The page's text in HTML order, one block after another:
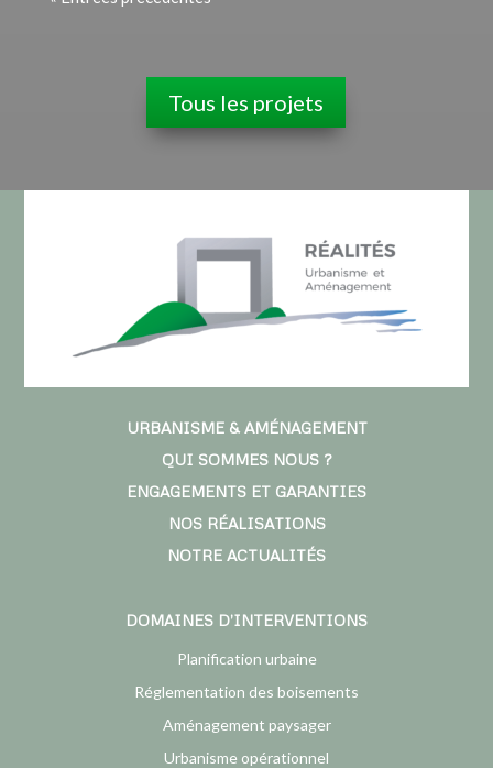
Tous les projets
URBANISME & AMÉNAGEMENT
QUI SOMMES NOUS ?
ENGAGEMENTS ET GARANTIES
NOS RÉALISATIONS
NOTRE ACTUALITÉS
DOMAINES D’INTERVENTIONS
Planification urbaine
Réglementation des boisements
Aménagement paysager
Urbanisme opérationnel